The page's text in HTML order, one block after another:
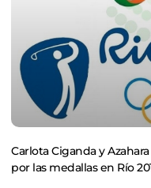
Carlota Ciganda y
por las medallas en Río